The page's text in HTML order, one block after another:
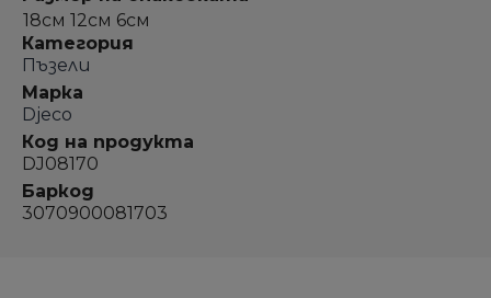
18см 12см 6см
Категория
Пъзели
Марка
Djeco
Код на продукта
DJ08170
Баркод
3070900081703